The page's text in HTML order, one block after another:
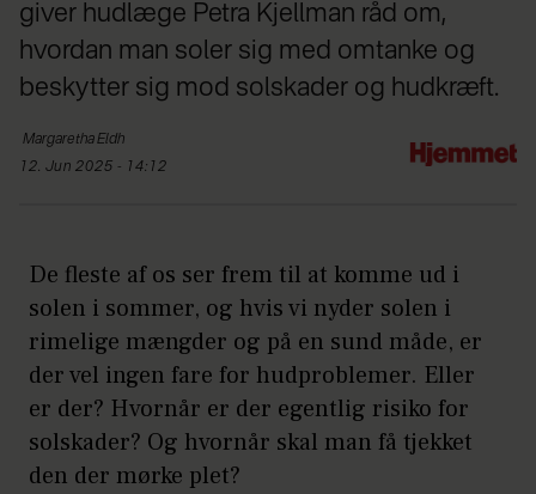
giver hudlæge Petra Kjellman råd om,
hvordan man soler sig med omtanke og
beskytter sig mod solskader og hudkræft.
MargarethaEldh
12. Jun 2025 - 14:12
De fleste af os ser frem til at komme ud i
solen i sommer, og hvis vi nyder solen i
rimelige mængder og på en sund måde, er
der vel ingen fare for hudproblemer. Eller
er der? Hvornår er der egentlig risiko for
solskader? Og hvornår skal man få tjekket
den der mørke plet?